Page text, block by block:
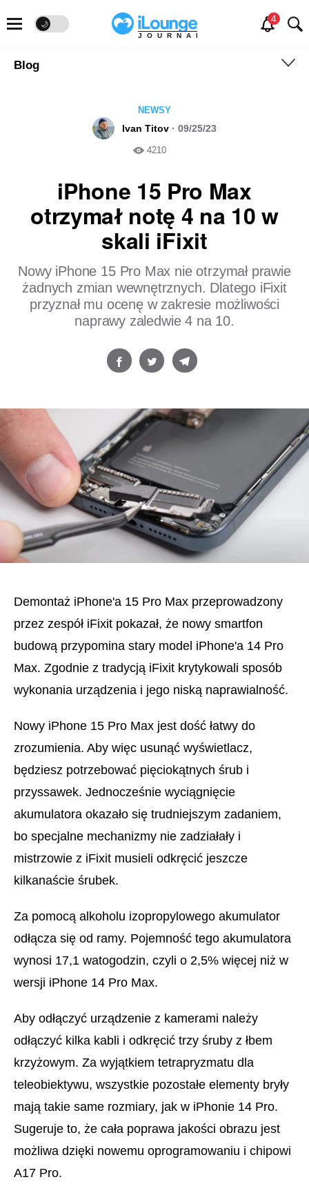
🌙
JOURNAL
Blog
NEWSY
Ivan Titov · 09/25/23
4210
iPhone 15 Pro Max
otrzymał notę ​​4 na 10 w
skali iFixit
Nowy iPhone 15 Pro Max nie otrzymał prawie
żadnych zmian wewnętrznych. Dlatego iFixit
przyznał mu ocenę w zakresie możliwości
naprawy zaledwie 4 na 10.
Demontaż iPhone'a 15 Pro Max przeprowadzony
przez zespół iFixit pokazał, że nowy smartfon
budową przypomina stary model iPhone'a 14 Pro
Max. Zgodnie z tradycją iFixit krytykowali sposób
wykonania urządzenia i jego niską naprawialność.
Nowy iPhone 15 Pro Max jest dość łatwy do
zrozumienia. Aby więc usunąć wyświetlacz,
będziesz potrzebować pięciokątnych śrub i
przyssawek. Jednocześnie wyciągnięcie
akumulatora okazało się trudniejszym zadaniem,
bo specjalne mechanizmy nie zadziałały i
mistrzowie z iFixit musieli odkręcić jeszcze
kilkanaście śrubek.
Za pomocą alkoholu izopropylowego akumulator
odłącza się od ramy. Pojemność tego akumulatora
wynosi 17,1 watogodzin, czyli o 2,5% więcej niż w
wersji iPhone 14 Pro Max.
Aby odłączyć urządzenie z kamerami należy
odłączyć kilka kabli i odkręcić trzy śruby z łbem
krzyżowym. Za wyjątkiem tetrapryzmatu dla
teleobiektywu, wszystkie pozostałe elementy bryły
mają takie same rozmiary, jak w iPhonie 14 Pro.
Sugeruje to, że cała poprawa jakości obrazu jest
możliwa dzięki nowemu oprogramowaniu i chipowi
A17 Pro.